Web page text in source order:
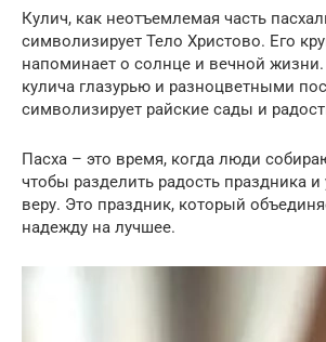
Кулич, как неотъемлемая часть
символизирует Тело Христово. Его
напоминает о солнце и вечной
кулича глазурью и разноцветными
символизирует райские сады и
Пасха – это время, когда люди
чтобы разделить радость праздника
веру. Это праздник, который
надежду на лучшее.